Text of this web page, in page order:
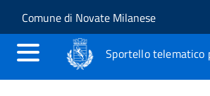
Salta al contenuto principale
Skip to site navigation
Comune di Novate Milanese
Sportello telematico